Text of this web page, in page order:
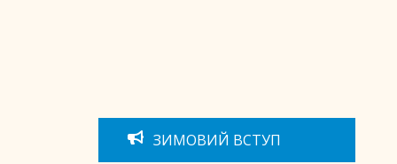
ЗИМОВИЙ ВСТУП